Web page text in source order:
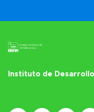
Instituto de